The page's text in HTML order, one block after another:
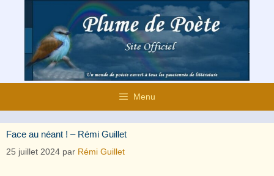
contenu
Menu
Face au néant ! – Rémi Guillet
25 juillet 2024 par Rémi Guillet